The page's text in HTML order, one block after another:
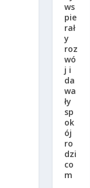
ws
pie
rał
y
roz
wó
j i
da
wa
ły
sp
ok
ój
ro
dzi
co
m